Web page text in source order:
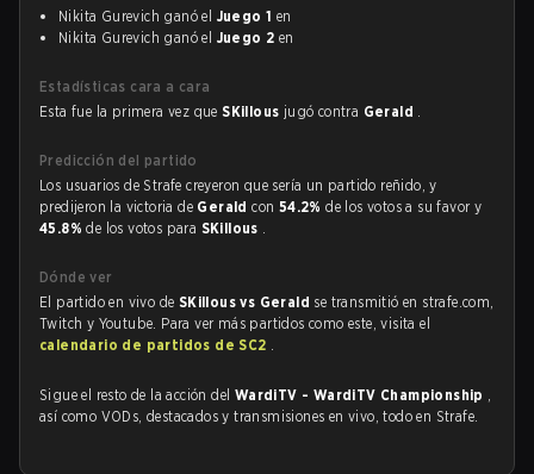
Nikita Gurevich ganó el Juego 1 en
Nikita Gurevich ganó el Juego 2 en
Estadísticas cara a cara
Esta fue la primera vez queSKillous jugó contra Gerald .
Predicción del partido
Los usuarios de Strafe creyeron que sería un partido reñido, y
predijeron la victoria de Geraldcon 54.2%de los votos a su favor y
45.8%de los votos para SKillous .
Dónde ver
El partido en vivo de SKillous vs Gerald se transmitió en strafe.com,
Twitch y Youtube. Para ver más partidos como este, visita el
calendario de partidos de SC2 .
Sigue el resto de la acción del WardiTV - WardiTV Championship ,
así como VODs, destacados y transmisiones en vivo, todo en Strafe.